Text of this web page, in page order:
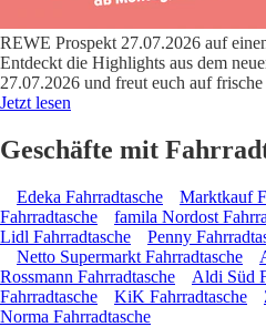
REWE Prospekt 27.07.2026 auf
Entdeckt die Highlights aus dem
27.07.2026 und freut euch auf
Jetzt lesen
Geschäfte mit
Edeka Fahrradtasche Marktkauf
Fahrradtasche
famila Nordost
Lidl Fahrradtasche
Penny
Netto Supermarkt Fahrradtasche
Rossmann Fahrradtasche
Aldi Süd
Fahrradtasche
KiK Fahrradtasche
Norma Fahrradtasche